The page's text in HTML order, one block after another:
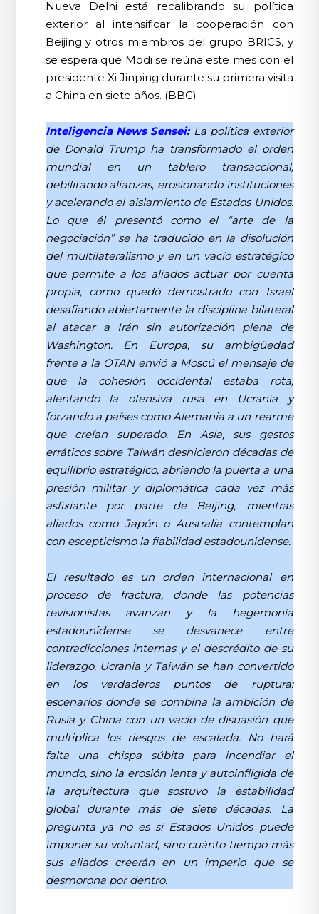
Nueva Delhi está recalibrando su política
exterior al intensificar la cooperación con
Beijing y otros miembros del grupo BRICS, y
se espera que Modi se reúna este mes con el
presidente Xi Jinping durante su primera visita
a China en siete años. (BBG)
Inteligencia News Sensei:La política exterior
de Donald Trump ha transformado el orden
mundial en un tablero transaccional,
debilitando alianzas, erosionando instituciones
y acelerando el aislamiento de Estados Unidos.
Lo que él presentó como el “arte de la
negociación” se ha traducido en la disolución
del multilateralismo y en un vacío estratégico
que permite a los aliados actuar por cuenta
propia, como quedó demostrado con Israel
desafiando abiertamente la disciplina bilateral
al atacar a Irán sin autorización plena de
Washington. En Europa, su ambigüedad
frente a la OTAN envió a Moscú el mensaje de
que la cohesión occidental estaba rota,
alentando la ofensiva rusa en Ucrania y
forzando a países como Alemania a un rearme
que creían superado. En Asia, sus gestos
erráticos sobre Taiwán deshicieron décadas de
equilibrio estratégico, abriendo la puerta a una
presión militar y diplomática cada vez más
asfixiante por parte de Beijing, mientras
aliados como Japón o Australia contemplan
con escepticismo la fiabilidad estadounidense.
El resultado es un orden internacional en
proceso de fractura, donde las potencias
revisionistas avanzan y la hegemonía
estadounidense se desvanece entre
contradicciones internas y el descrédito de su
liderazgo. Ucrania y Taiwán se han convertido
en los verdaderos puntos de ruptura:
escenarios donde se combina la ambición de
Rusia y China con un vacío de disuasión que
multiplica los riesgos de escalada. No hará
falta una chispa súbita para incendiar el
mundo, sino la erosión lenta y autoinfligida de
la arquitectura que sostuvo la estabilidad
global durante más de siete décadas. La
pregunta ya no es si Estados Unidos puede
imponer su voluntad, sino cuánto tiempo más
sus aliados creerán en un imperio que se
desmorona por dentro.